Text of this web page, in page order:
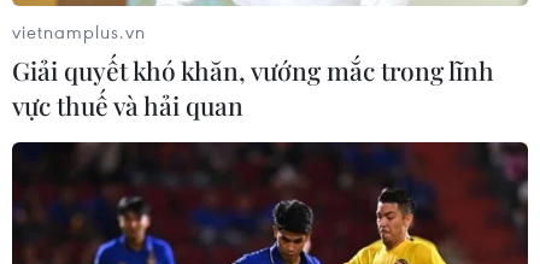
Theo dõi VietnamPlus
vietnamplus.vn
Giải quyết khó khăn, vướng mắc trong lĩnh
vực thuế và hải quan